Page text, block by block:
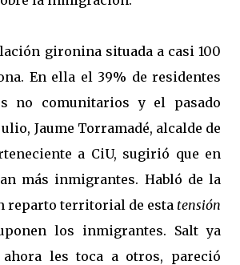
gironina situada a casi 100
En ella el 39% de residentes
no comunitarios y el pasado
Jaume Torramadé, alcalde de
a CiU, sugirió que en
más inmigrantes. Habló de la
reparto territorial de esta tensión
los inmigrantes. Salt ya
les toca a otros, pareció